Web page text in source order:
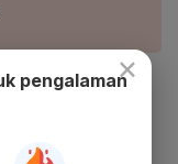
×
pengalaman